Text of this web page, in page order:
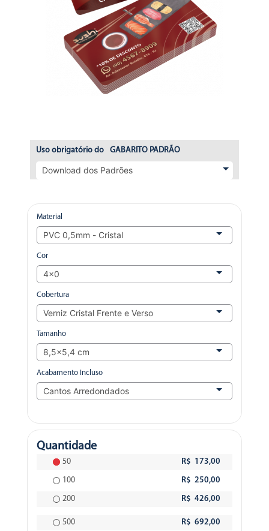
Uso obrigatório do GABARITO PADRÃO
Material
Cor
Cobertura
Tamanho
Acabamento Incluso
Quantidade
50 R$ 173,00
100 R$ 250,00
200 R$ 426,00
500 R$ 692,00